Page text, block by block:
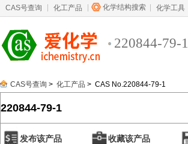
CAS号查询 化工产品 化学结构搜索 化学工具
220844-79-1
CAS号查询 > 化工产品 > CAS No.220844-79-1
220844-79-1
发布该产品 收藏该产品